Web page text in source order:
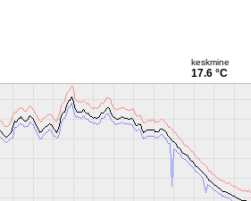
keskmine
17.6 °C